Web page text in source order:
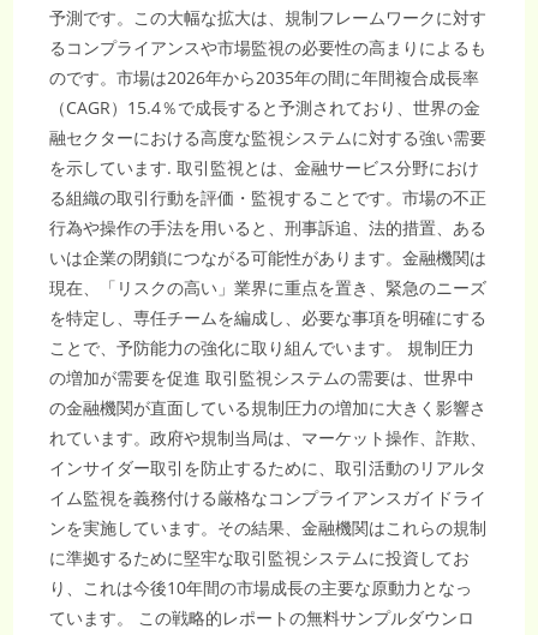
予測です。この大幅な拡大は、規制フレームワークに対す
るコンプライアンスや市場監視の必要性の高まりによるも
のです。市場は2026年から2035年の間に年間複合成長率
（CAGR）15.4％で成長すると予測されており、世界の金
融セクターにおける高度な監視システムに対する強い需要
を示しています. 取引監視とは、金融サービス分野におけ
る組織の取引行動を評価・監視することです。市場の不正
行為や操作の手法を用いると、刑事訴追、法的措置、ある
いは企業の閉鎖につながる可能性があります。金融機関は
現在、「リスクの高い」業界に重点を置き、緊急のニーズ
を特定し、専任チームを編成し、必要な事項を明確にする
ことで、予防能力の強化に取り組んでいます。 規制圧力
の増加が需要を促進 取引監視システムの需要は、世界中
の金融機関が直面している規制圧力の増加に大きく影響さ
れています。政府や規制当局は、マーケット操作、詐欺、
インサイダー取引を防止するために、取引活動のリアルタ
イム監視を義務付ける厳格なコンプライアンスガイドライ
ンを実施しています。その結果、金融機関はこれらの規制
に準拠するために堅牢な取引監視システムに投資してお
り、これは今後10年間の市場成長の主要な原動力となっ
ています。 この戦略的レポートの無料サンプルダウンロ